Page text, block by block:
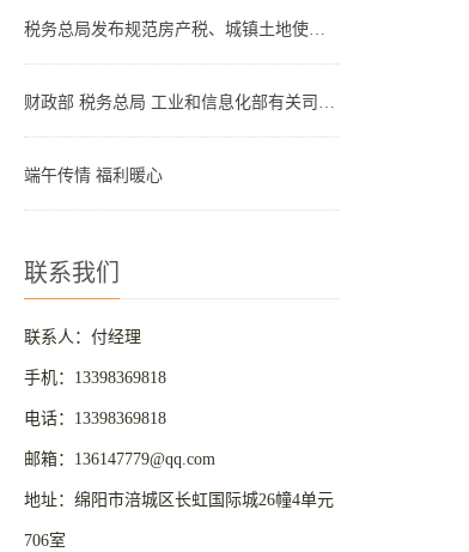
税务总局发布规范房产税、城镇土地使用税优惠政策适用管理典型案例
财政部 税务总局 工业和信息化部有关司负责人就调整节能汽车、新能源汽车车船税优惠政策答记者问
端午传情 福利暖心
联系我们
联系人：付经理
手机：13398369818
电话：13398369818
邮箱：136147779@qq.com
地址：绵阳市涪城区长虹国际城26幢4单元
706室